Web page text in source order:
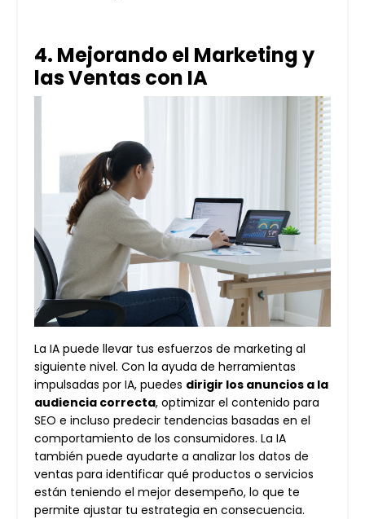
4. Mejorando el Marketing y
las Ventas con IA
La IA puede llevar tus esfuerzos de marketing al
siguiente nivel. Con la ayuda de herramientas
impulsadas por IA, puedes dirigir los anuncios a la
audiencia correcta, optimizar el contenido para
SEO e incluso predecir tendencias basadas en el
comportamiento de los consumidores. La IA
también puede ayudarte a analizar los datos de
ventas para identificar qué productos o servicios
están teniendo el mejor desempeño, lo que te
permite ajustar tu estrategia en consecuencia.